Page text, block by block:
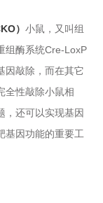
） 小鼠，又叫组
组酶系统Cre-LoxP
因敲除，而在其它
全性敲除小鼠相
，还可以实现基因
基因功能的重要工